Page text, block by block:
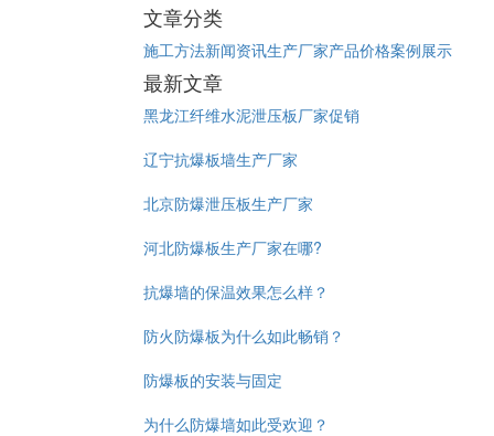
文章分类
施工方法新闻资讯生产厂家产品价格案例展示
最新文章
黑龙江纤维水泥泄压板厂家促销
辽宁抗爆板墙生产厂家
北京防爆泄压板生产厂家
河北防爆板生产厂家在哪?
抗爆墙的保温效果怎么样？
防火防爆板为什么如此畅销？
防爆板的安装与固定
为什么防爆墙如此受欢迎？